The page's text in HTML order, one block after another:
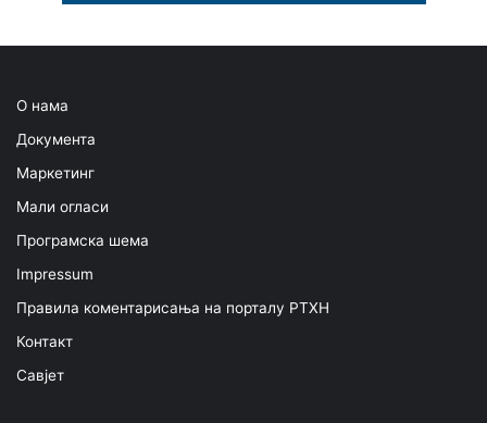
О нама
Документа
Маркетинг
Мали огласи
Програмска шема
Impressum
Правила коментарисања на порталу РТХН
Контакт
Савјет